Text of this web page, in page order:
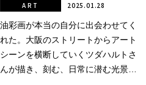
油彩画が本当の自分に出会わせてく
れた。大阪のストリートからアート
シーンを横断していくツダハルトさ
んが描き、刻む、日常に潜む光景と
ART 2025.01.28